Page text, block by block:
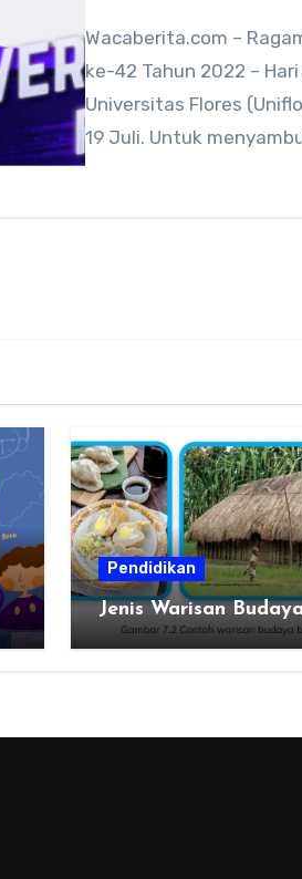
Wacaberita.com –
ke-42 Tahun 2022 –
Universitas Flores
19 Juli. Untuk
Pendidikan
Jenis Warisan Budaya